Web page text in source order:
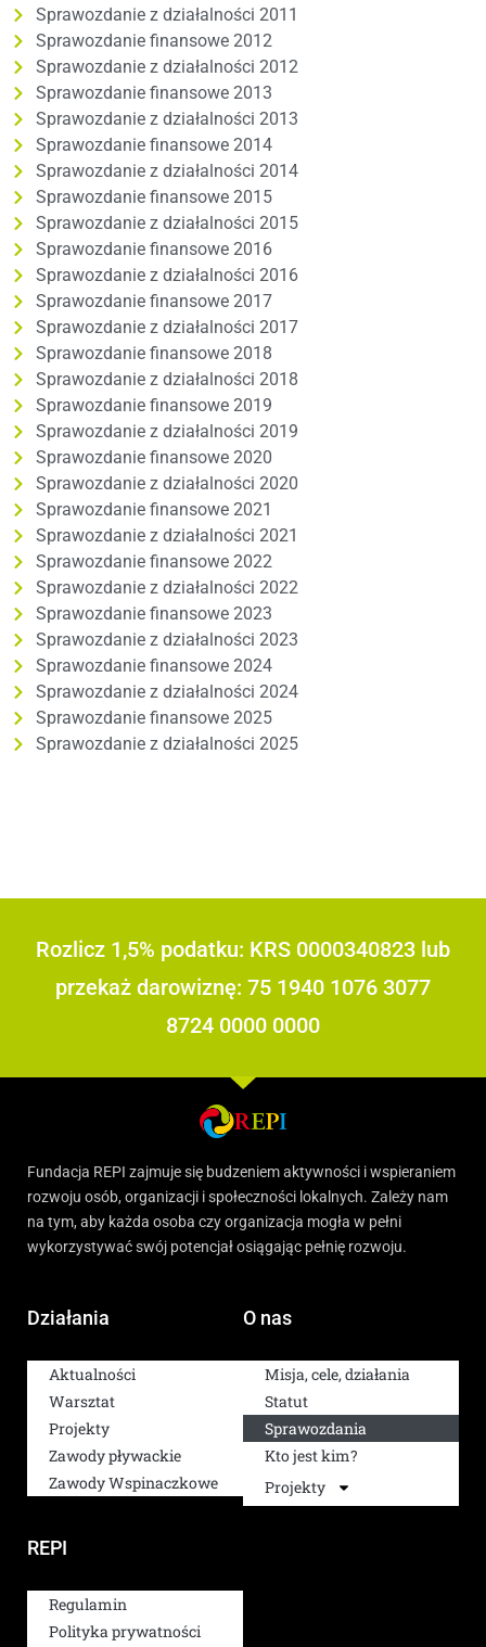
Sprawozdanie z działalności 2011
Sprawozdanie finansowe 2012
Sprawozdanie z działalności 2012
Sprawozdanie finansowe 2013
Sprawozdanie z działalności 2013
Sprawozdanie finansowe 2014
Sprawozdanie z działalności 2014
Sprawozdanie finansowe 2015
Sprawozdanie z działalności 2015
Sprawozdanie finansowe 2016
Sprawozdanie z działalności 2016
Sprawozdanie finansowe 2017
Sprawozdanie z działalności 2017
Sprawozdanie finansowe 2018
Sprawozdanie z działalności 2018
Sprawozdanie finansowe 2019
Sprawozdanie z działalności 2019
Sprawozdanie finansowe 2020
Sprawozdanie z działalności 2020
Sprawozdanie finansowe 2021
Sprawozdanie z działalności 2021
Sprawozdanie finansowe 2022
Sprawozdanie z działalności 2022
Sprawozdanie finansowe 2023
Sprawozdanie z działalności 2023
Sprawozdanie finansowe 2024
Sprawozdanie z działalności 2024
Sprawozdanie finansowe 2025
Sprawozdanie z działalności 2025
Rozlicz 1,5% podatku: KRS 0000340823 lub
przekaż darowiznę: 75 1940 1076 3077
8724 0000 0000
Fundacja REPI zajmuje się budzeniem aktywności i wspieraniem
rozwoju osób, organizacji i społeczności lokalnych. Zależy nam
na tym, aby każda osoba czy organizacja mogła w pełni
wykorzystywać swój potencjał osiągając pełnię rozwoju.
Działania
Aktualności
Warsztat
Projekty
Zawody pływackie
Zawody Wspinaczkowe
O nas
Misja, cele, działania
Statut
Sprawozdania
Kto jest kim?
Projekty
REPI
Regulamin
Polityka prywatności